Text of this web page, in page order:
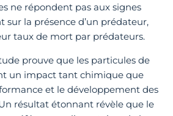
ne répondent pas aux signes
sur la présence d’un prédateur,
taux de mort par prédateurs.
prouve que les particules de
un impact tant chimique que
et le développement des
résultat étonnant révèle que le